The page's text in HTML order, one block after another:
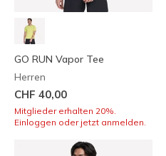
GO RUN Vapor Tee
Herren
CHF 40,00
Mitglieder erhalten 20%.
Einloggen oder jetzt anmelden.